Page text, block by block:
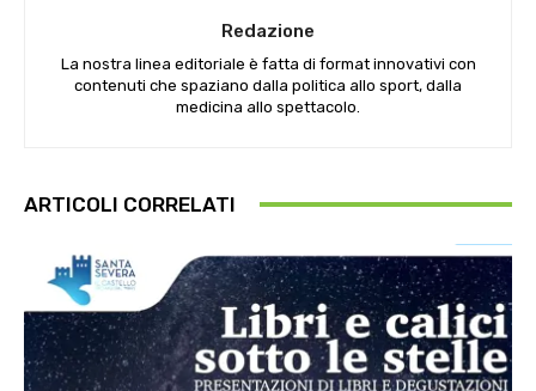
Redazione
La nostra linea editoriale è fatta di format innovativi con
contenuti che spaziano dalla politica allo sport, dalla
medicina allo spettacolo.
ARTICOLI CORRELATI